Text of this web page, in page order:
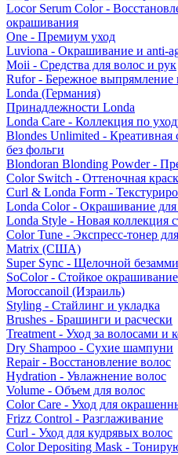
Locor Serum Color -
окрашивания
One - Премиум уход
Luviona - Окрашивание и anti-
Moii - Средства для волос и рук
Rufor - Бережное выпрямление
Londa (Германия)
Принадлежности Londa
Londa Care - Коллекция по
Blondes Unlimited - Креативная
без фольги
Blondoran Blonding Powder -
Color Switch - Оттеночная
Curl & Londa Form -
Londa Color - Окрашивание для
Londa Style - Новая коллекция
Color Tune - Экспресс-тонер
Matrix (США)
Super Sync - Щелочной
SoColor - Стойкое
Moroccanoil (Израиль)
Styling - Стайлинг и укладка
Brushes - Брашинги и расчески
Treatment - Уход за волосами и
Dry Shampoo - Сухие шампуни
Repair - Восстановление волос
Hydration - Увлажнение волос
Volume - Объем для волос
Color Care - Уход для
Frizz Control - Разглаживание
Curl - Уход для кудрявых волос
Color Depositing Mask -